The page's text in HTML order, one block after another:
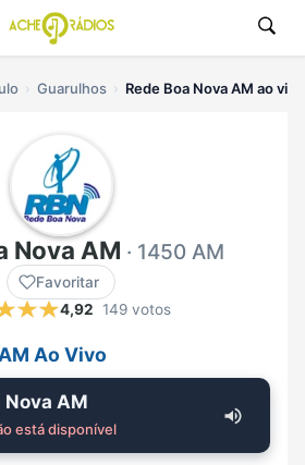
Guarulhos Rede Boa Nova AM ao vivo
Nova AM · 1450 AM
Favoritar
4,92
149 votos
Ao Vivo
Nova AM
está disponível